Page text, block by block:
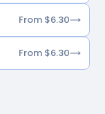
From $6.30
From $6.30